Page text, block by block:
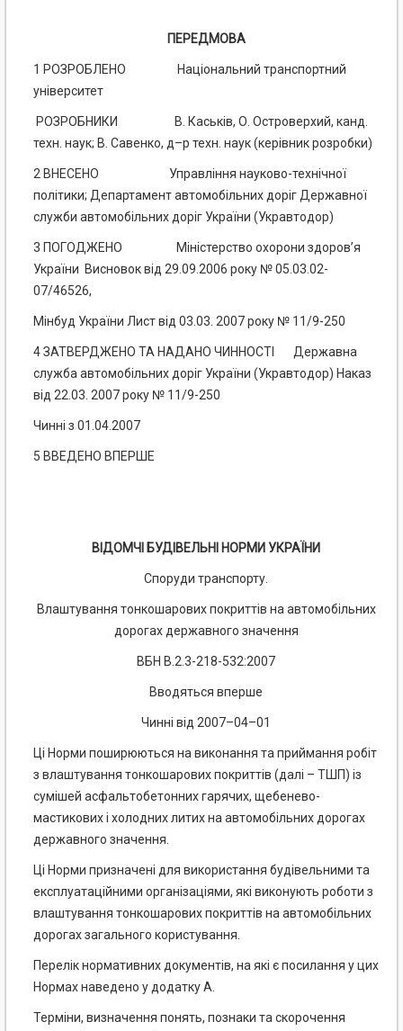
ПЕРЕДМОВА
1 РОЗРОБЛЕНО Національний транспортний
університет
РОЗРОБНИКИ В. Каськів, О. Островерхий, канд.
техн. наук; В. Савенко, д–р техн. наук (керівник розробки)
2 ВНЕСЕНО Управління науково-технічної
політики; Департамент автомобільних доріг Державної
служби автомобільних доріг України (Укравтодор)
3 ПОГОДЖЕНО Міністерство охорони здоров’я
України Висновок від 29.09.2006 року № 05.03.02-
07/46526,
Мінбуд України Лист від 03.03. 2007 року № 11/9-250
4 ЗАТВЕРДЖЕНО ТА НАДАНО ЧИННОСТІ Державна
служба автомобільних доріг України (Укравтодор) Наказ
від 22.03. 2007 року № 11/9-250
Чинні з 01.04.2007
5 ВВЕДЕНО ВПЕРШЕ
ВІДОМЧІ БУДІВЕЛЬНІ НОРМИ УКРАЇНИ
Споруди транспорту.
Влаштування тонкошарових покриттів на автомобільних
дорогах державного значення
ВБН В.2.3-218-532:2007
Вводяться вперше
Чинні від 2007–04–01
Ці Норми поширюються на виконання та приймання робіт
з влаштування тонкошарових покриттів (далі – ТШП) із
сумішей асфальтобетонних гарячих, щебенево-
мастикових і холодних литих на автомобільних дорогах
державного значення.
Ці Норми призначені для використання будівельними та
експлуатаційними організаціями, які виконують роботи з
влаштування тонкошарових покриттів на автомобільних
дорогах загального користування.
Перелік нормативних документів, на які є посилання у цих
Нормах наведено у додатку А.
Терміни, визначення понять, познаки та скорочення